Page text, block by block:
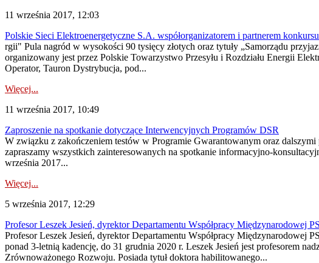
11 września 2017, 12:03
Polskie Sieci Elektroenergetyczne S.A. współorganizatorem i partnerem
rgii" Pula nagród w wysokości 90 tysięcy złotych oraz tytuły „Samorządu
organizowany jest przez Polskie Towarzystwo Przesyłu i Rozdziału Energii
Operator, Tauron Dystrybucja, pod...
Więcej...
11 września 2017, 10:49
Zaproszenie na spotkanie dotyczące Interwencyjnych Programów DSR
W związku z zakończeniem testów w Programie Gwarantowanym oraz
zapraszamy wszystkich zainteresowanych na spotkanie informacyjno-
września 2017...
Więcej...
5 września 2017, 12:29
Profesor Leszek Jesień, dyrektor Departamentu Współpracy Międzynarodowej
Profesor Leszek Jesień, dyrektor Departamentu Współpracy Międzynarodowej
ponad 3-letnią kadencję, do 31 grudnia 2020 r. Leszek Jesień jest profesorem
Zrównoważonego Rozwoju. Posiada tytuł doktora habilitowanego...